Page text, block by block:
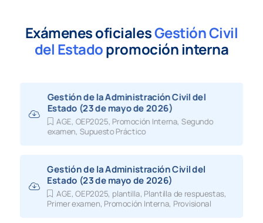
Exámenes oficialesGestión Civil
del Estadopromoción interna
Gestión de la Administración Civil del
Estado (23 de mayo de 2026)
AGE, OEP2025,Promoción Interna, Segundo
examen, Supuesto Práctico
Gestión de la Administración Civil del
Estado (23 de mayo de 2026)
AGE,OEP2025, plantilla, Plantilla de respuestas,
Primer examen, Promoción Interna, Provisional